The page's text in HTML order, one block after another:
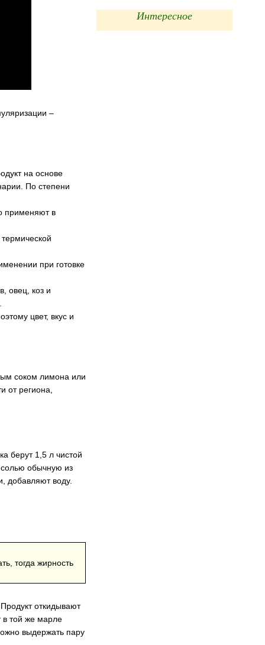
–
на основе
По степени
применяют в
при готовке
овец, коз и
цвет, вкус и
соком лимона или
от региона,
берут 1,5 л чистой
солью обычную из
добавляют воду.
тогда жирность
откидывают
в той же марле
выдержать пару
Интересное